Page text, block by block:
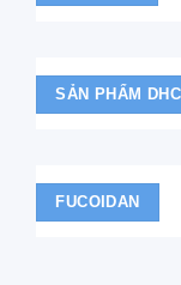
SẢN PHẨM DHC
FUCOIDAN